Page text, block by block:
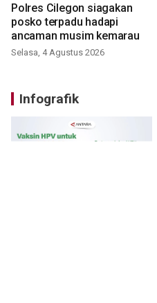
Polres Cilegon siagakan
posko terpadu hadapi
ancaman musim kemarau
Selasa, 4 Agustus 2026
Infografik